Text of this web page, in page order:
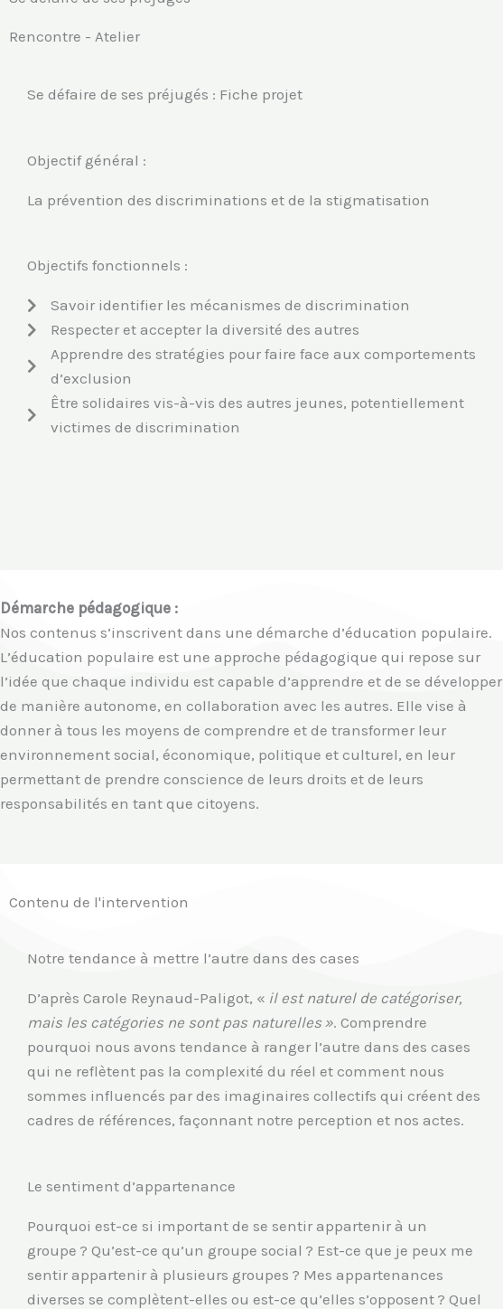
o
k
d
n
g
a
Rencontre - Atelier
Se défaire de ses préjugés : Fiche projet
Objectif général :
La prévention des discriminations et de la stigmatisation
Objectifs fonctionnels :
Savoir identifier les mécanismes de discrimination
Respecter et accepter la diversité des autres
Apprendre des stratégies pour faire face aux comportements
d’exclusion
Être solidaires vis-à-vis des autres jeunes, potentiellement
victimes de discrimination
Démarche pédagogique :
Nos contenus s’inscrivent dans une démarche d’éducation populaire.
L’éducation populaire est une approche pédagogique qui repose sur
l’idée que chaque individu est capable d’apprendre et de se développer
de manière autonome, en collaboration avec les autres. Elle vise à
donner à tous les moyens de comprendre et de transformer leur
environnement social, économique, politique et culturel, en leur
permettant de prendre conscience de leurs droits et de leurs
responsabilités en tant que citoyens.
Contenu de l'intervention
Notre tendance à mettre l’autre dans des cases
D’après Carole Reynaud-Paligot, « il est naturel de catégoriser,
mais les catégories ne sont pas naturelles ». Comprendre
pourquoi nous avons tendance à ranger l’autre dans des cases
qui ne reflètent pas la complexité du réel et comment nous
sommes influencés par des imaginaires collectifs qui créent des
cadres de références, façonnant notre perception et nos actes.
Le sentiment d’appartenance
Pourquoi est-ce si important de se sentir appartenir à un
groupe ? Qu’est-ce qu’un groupe social ? Est-ce que je peux me
sentir appartenir à plusieurs groupes ? Mes appartenances
diverses se complètent-elles ou est-ce qu’elles s’opposent ? Quel